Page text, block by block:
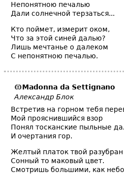
Непонятною печалью
Дали солнечной терзаться...
Кто поймет, измерит оком,
Что за этой синей далью?
Лишь мечтанье о далеком
С непонятною печалью.
Madonna da Settignano
Александр Блок
Встретив на горном тебя
Мой прояснившийся взор
Понял тосканские пыльные
И очертания гор.
Желтый платок твой
Сонный то маковый цвет.
Смотришь большими, как